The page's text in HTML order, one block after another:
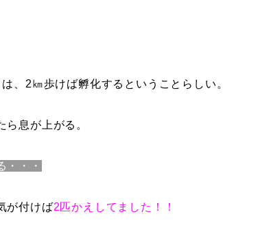
、2㎞歩けば孵化するということらしい。
息が上がる。
・・・
が付けば2匹かえしてました！！